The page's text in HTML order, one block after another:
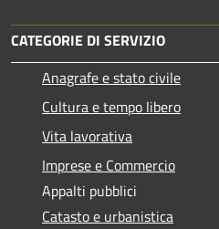
CATEGORIE DI SERVIZIO
Anagrafe e stato civile
Cultura e tempo libero
Vita lavorativa
Imprese e Commercio
Appalti pubblici
Catasto e urbanistica